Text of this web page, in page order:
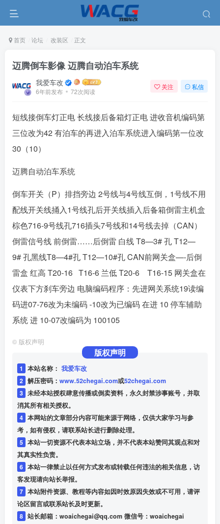
首页 论坛 改装区 正文
迈腾倒车影像 迈腾自动泊车系统
我爱车改
6年前发布 72次阅读
关注 私信
短线接倒车灯正电长线接后备箱灯正电进收音机编码第
三位改为42 有泊车的再进入泊车系统进入编码第一位改
30（10）
迈腾自动泊车系统
倒车开关（P）排挡旁边 2号线与4号线互倒，1号线不用
配线开关线捅入1号线孔后开关线插入后备箱倒雷主机盒
棕色716-9号线孔716插头7号线和14号线去掉（CAN）
倒雷信号线前倒雷……后倒雷 白线T8—3#孔T12—
9#孔黑线T8—4#孔 T12—10#孔CAN前网关盒—-后倒
雷盒 红高 T20-16 T16-6 兰低 T20-6 T16-15 网关盒在
仪表下方刹车旁边 电脑编码程序：先进网关系统19读编
码进07-76改为未编码 -10改为已编码在进 10 停车辅助
系统进 10-07改编码为 100105
© 版权声明
版权声明
1 本站名称： 我爱车改
2 解压密码： www.52chegai.com或52chegai.com
3 未经本站授权肆意传播或倒卖资料，永久封禁涉事账号，并取
消其所有相关授权。
4 本网站的文章部分内容可能来源于网络，仅供大家学习与参
考，如有侵权，请联系站长进行删除处理。
5 本站一切资源不代表本站立场，并不代表本站赞同其观点和对
其真实性负责。
6 本站一律禁止以任何方式发布或转载任何违法的相关信息，访
客发现请向站长举报。
7 本站附件资源、教程等内容如因时效原因失效或不可用，请评
论区留言或联系站长及时更新。
8
站长邮箱：woaichegai@qq.com 微信号：woaichegai